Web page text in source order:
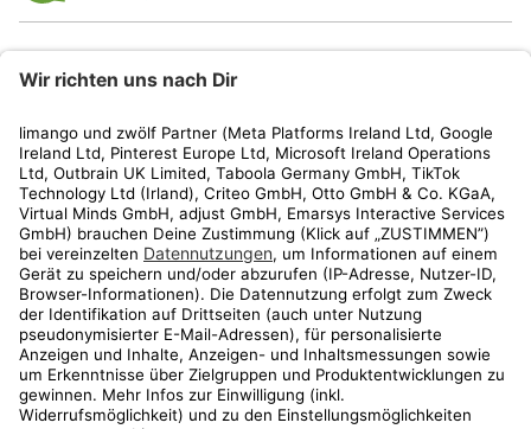
Kundenservice
Shop
Aktionen
Travel